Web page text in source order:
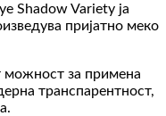
Shadow Variety ја
пријатно меко
можност за примена
транспарентност,